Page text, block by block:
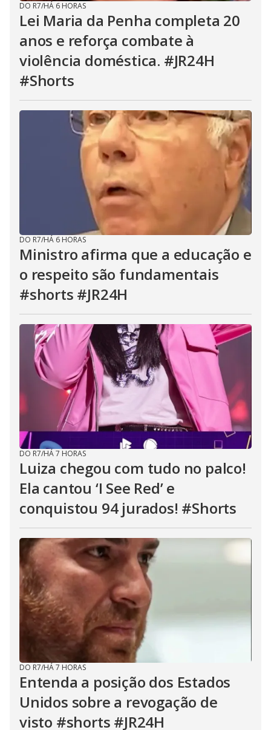
DO R7/HÁ 6 HORAS
Lei Maria da Penha completa 20
anos e reforça combate à
violência doméstica. #JR24H
#Shorts
DO R7/HÁ 6 HORAS
Ministro afirma que a educação e
o respeito são fundamentais
#shorts #JR24H
DO R7/HÁ 7 HORAS
Luiza chegou com tudo no palco!
Ela cantou ‘I See Red’ e
conquistou 94 jurados! #Shorts
DO R7/HÁ 7 HORAS
Entenda a posição dos Estados
Unidos sobre a revogação de
visto #shorts #JR24H